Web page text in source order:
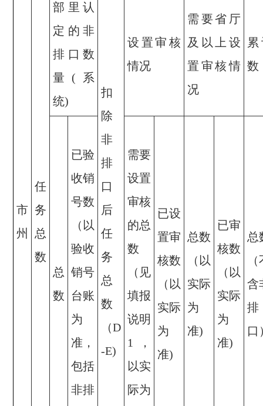
市
州
任
务
总
数
部里认
定的非
排口数
量(系
统)
扣
除
非
排
口
后
任
务
总
数
（D
-E)
设置审核
情况
需要省厅
及以上设
置审核情
况
数
总
数
已验
收销
号数
（以
验收
销号
台账
为
准，
包括
非排
需要
设置
审核
的总
数
（见
填报
说明
1，
以实
际为
已设
置审
核数
（以
实际
为
准)
总数
（以
实际
为
准)
已审
核数
（以
实际
为
准)
总
含
排
口